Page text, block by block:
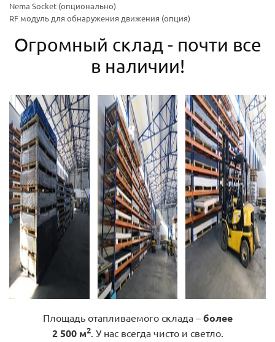
Nema Socket (опционально)
RF модуль для обнаружения движения (опция)
Огромный склад - почти все
в наличии!
Площадь отапливаемого склада – более
2 500 м2. У нас всегда чисто и светло.